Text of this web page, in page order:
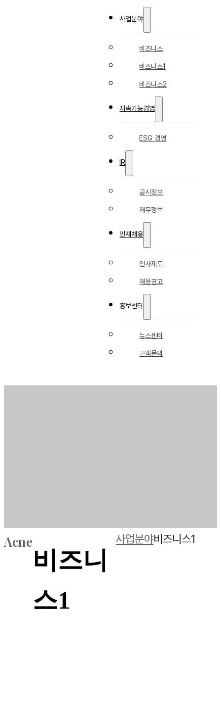
사업분야
비즈니스
비즈니스1
비즈니스2
지속가능경영
ESG 경영
IR
공시정보
재무정보
인재채용
인사제도
채용공고
홍보센터
뉴스센터
고객문의
Acne
비즈니
스1
사업분야비즈니스1